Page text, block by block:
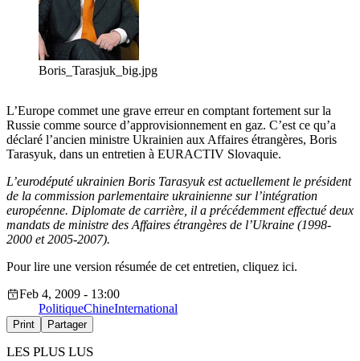
Boris_Tarasjuk_big.jpg
L’Europe commet une grave erreur en comptant fortement sur la
Russie comme source d’approvisionnement en gaz. C’est ce qu’a
déclaré l’ancien ministre Ukrainien aux Affaires étrangères, Boris
Tarasyuk, dans un entretien à EURACTIV Slovaquie.
L’eurodéputé ukrainien Boris Tarasyuk est actuellement le président
de la commission parlementaire ukrainienne sur l’intégration
européenne. Diplomate de carrière, il a précédemment effectué deux
mandats de ministre des Affaires étrangères de l’Ukraine (1998-
2000 et 2005-2007).
Pour lire une version résumée de cet entretien, cliquez ici.
Feb 4, 2009 - 13:00
PolitiqueChineInternational
Print Partager
LES PLUS LUS